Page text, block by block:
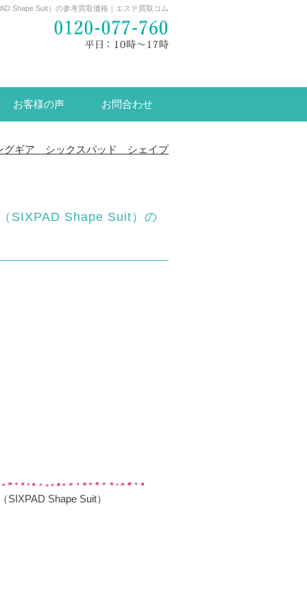
Shape Suit）の参考買取価格｜エステ買取コム
お客様の声 お問合わせ
グギア シックスパッド シェイプ
SIXPAD Shape Suit）の
Shape Suit）